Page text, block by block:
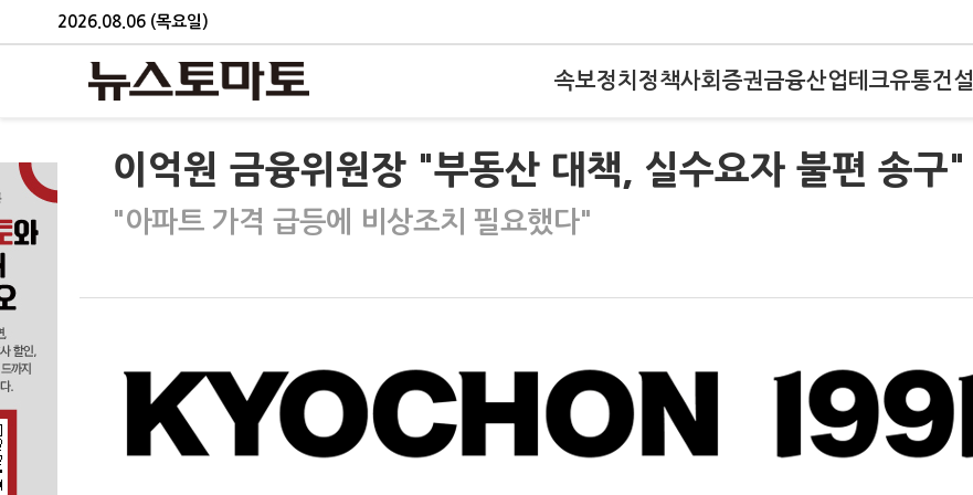
2026.08.06 (목요일)
속보정치 정책사회 증권금융산업테크유통건설
이억원 금융위원장 "부동산 대책, 실수요자 불편 송구"
"아파트 가격 급등에 비상조치 필요했다"